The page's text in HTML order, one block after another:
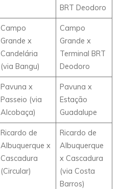
BRT Deodoro
Campo
Grande x
Candelária
(via Bangu)
Campo
Grande x
Terminal BRT
Deodoro
Pavuna x
Passeio (via
Alcobaça)
Pavuna x
Estação
Guadalupe
Ricardo de
Albuquerque x
Cascadura
(Circular)
Ricardo de
Albuquerque
x Cascadura
(via Costa
Barros)